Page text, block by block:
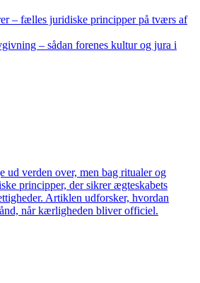
– fælles juridiske principper på tværs af
– sådan forenes kultur og jura i
ud verden over, men bag ritualer og
principper, der sikrer ægteskabets
Artiklen udforsker, hvordan
når kærligheden bliver officiel.